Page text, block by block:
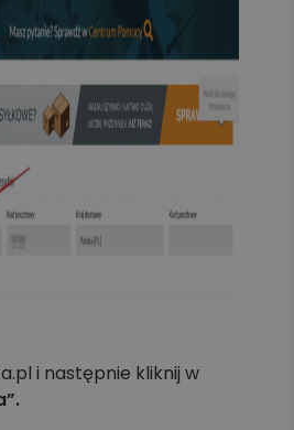
i następnie kliknij w